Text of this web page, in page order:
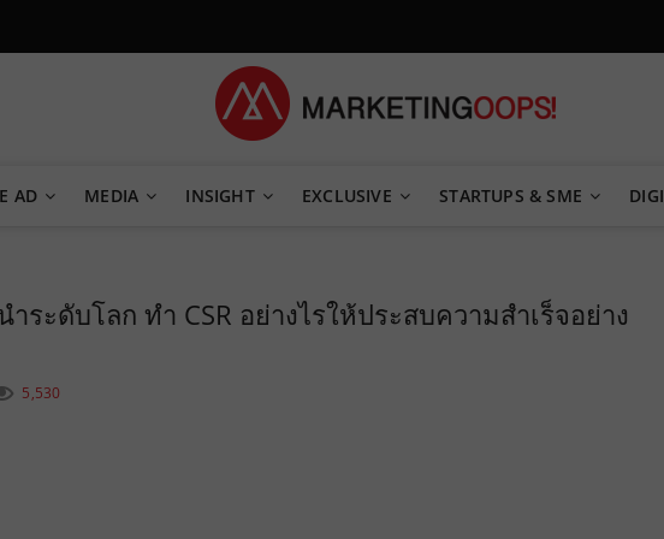
AD MEDIA INSIGHT EXCLUSIVE STARTUPS & SME
ะดับโลก ทำ CSR อย่างไรให้ประสบความสำเร็จอย่าง
5,530